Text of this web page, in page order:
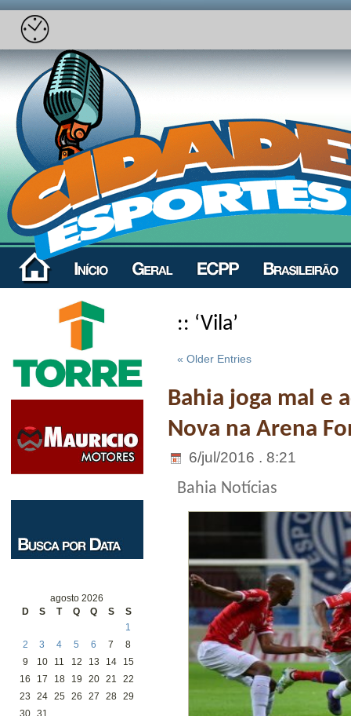
agosto 2026
D
S T Q Q S S
1
2
3 4 5 6 7
8
9
10 11 12 13 14
15
16
17 18 19 20 21
22
23
24 25 26 27 28 29
:: ‘Vila’
« Older Entries
Bahia joga mal e
Nova na Arena
6/jul/2016 . 8:21
Bahia Notícias